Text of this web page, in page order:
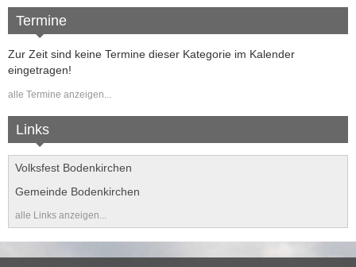
Termine
Zur Zeit sind keine Termine dieser Kategorie im Kalender
eingetragen!
alle Termine anzeigen...
Links
Volksfest Bodenkirchen
Gemeinde Bodenkirchen
alle Links anzeigen...